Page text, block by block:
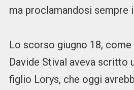
ma proclamandosi sempre
Lo scorso giugno 18, come
Davide Stival aveva scritto
figlio Lorys, che oggi